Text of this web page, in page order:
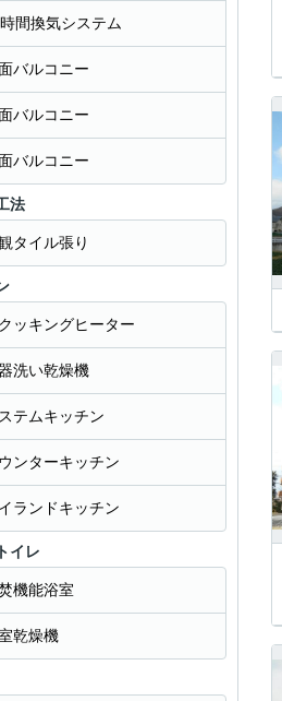
間換気システム
バルコニー
バルコニー
バルコニー
法
タイル張り
ッキングヒーター
洗い乾燥機
テムキッチン
ンターキッチン
ランドキッチン
イレ
機能浴室
乾燥機